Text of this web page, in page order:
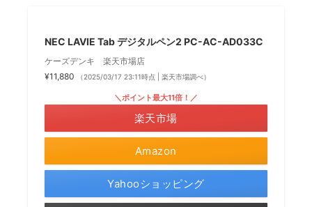
NEC LAVIE Tab デジタルペン2 PC-AC-AD033C
ケーズデンキ 楽天市場店
¥11,880
（2025/03/17 23:11時点 | 楽天市場調べ）
Amazon
＼ポイント最大11倍！／
楽天市場
Yahooショッピング